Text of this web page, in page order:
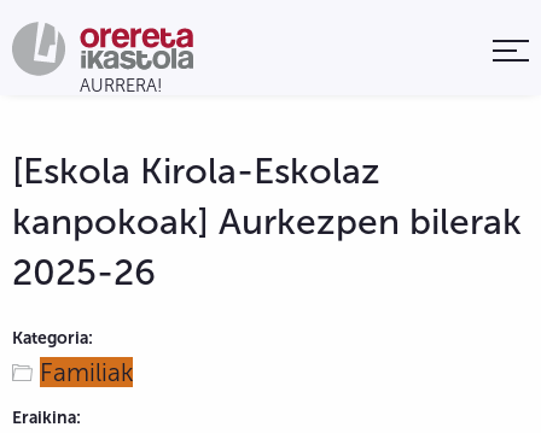
[Eskola Kirola-Eskolaz
kanpokoak] Aurkezpen bilerak
2025-26
Kategoria:
Familiak
Eraikina: